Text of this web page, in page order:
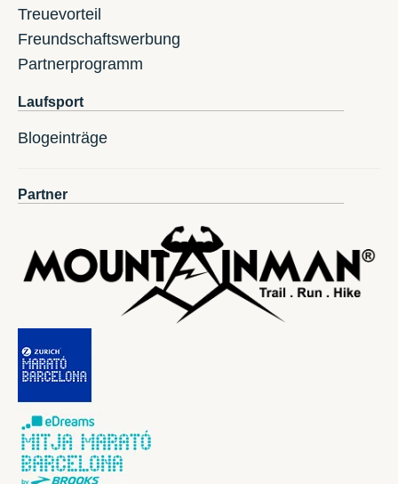
Treuevorteil
Freundschaftswerbung
Partnerprogramm
Laufsport
Blogeinträge
Partner